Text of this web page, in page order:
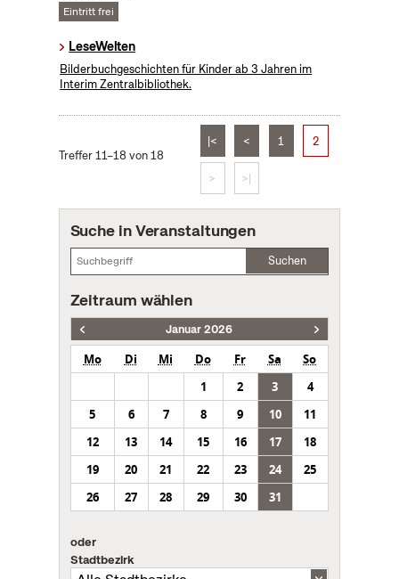
Eintritt frei
LeseWelten
Bilderbuchgeschichten für Kinder ab 3 Jahren im
Interim Zentralbibliothek.
Treffer 11–18 von 18
|< < 1 2
> >|
Suche in Veranstaltungen
Suchen
Zeitraum wählen
Januar 2026
Mo Di Mi Do Fr Sa
So
1
2 3
4
5
6 7 8 9 10
11
12
13 14 15 16 17
18
19
20 21 22 23 24
25
26
27 28 29 30 31
oder
Stadtbezirk